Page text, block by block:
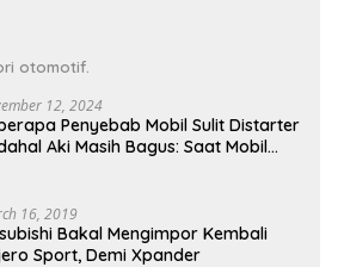
otomotif.
12, 2024
Penyebab Mobil Sulit Distarter
Aki Masih Bagus: Saat Mobil
16, 2019
Bakal Mengimpor Kembali
Sport, Demi Xpander